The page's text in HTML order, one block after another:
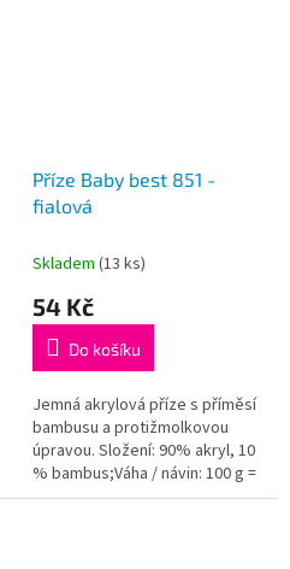
Příze Baby best 851 -
fialová
Skladem (13 ks)
54 Kč
Do košíku
Jemná akrylová příze s příměsí
bambusu a protižmolkovou
úpravou. Složení: 90% akryl, 10
% bambus;Váha / návin: 100 g =
240 m;Doporučená velikost